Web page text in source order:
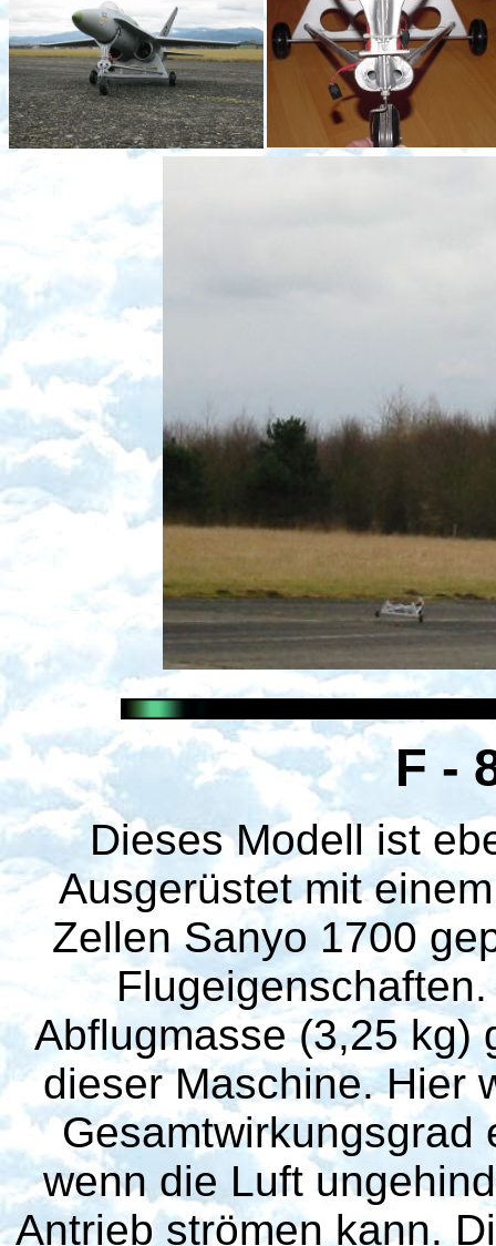
F -
Dieses Modell ist
Ausgerüstet mit
Zellen Sanyo 1700
Abflugmasse (3,25 kg)
dieser Maschine. Hier
Gesamtwirkungsgrad
wenn die Luft
Antrieb strömen kann.